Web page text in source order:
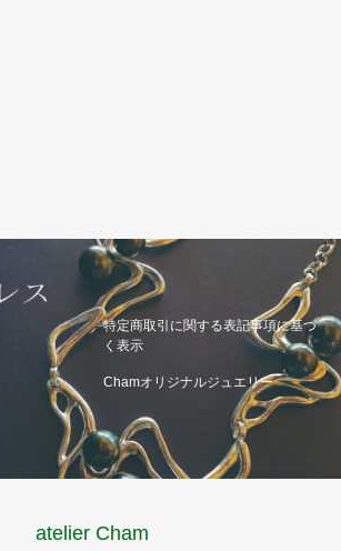
特定商取引に関する表記事項に基づ
く表示
Chamオリジナルジュエリー
atelier Cham